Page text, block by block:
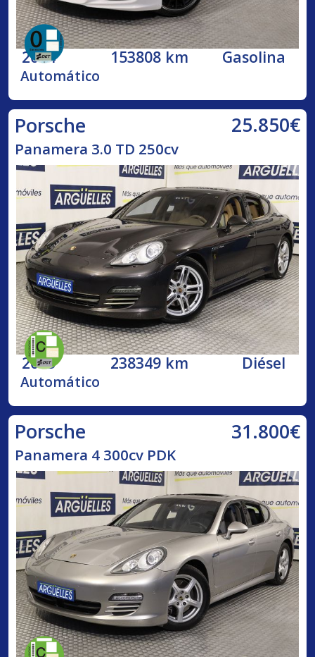
2014 153808 km Gasolina
Automático
Porsche 25.850€
Panamera 3.0 TD 250cv
2013 238349 km Diésel
Automático
Porsche 31.800€
Panamera 4 300cv PDK